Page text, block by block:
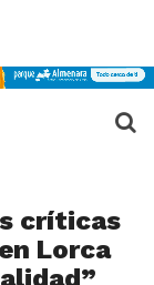
críticas
Lorca